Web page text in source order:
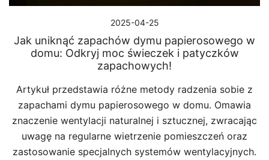
2025-04-25
Jak uniknąć zapachów dymu papierosowego w
domu: Odkryj moc świeczek i patyczków
zapachowych!
Artykuł przedstawia różne metody radzenia sobie z
zapachami dymu papierosowego w domu. Omawia
znaczenie wentylacji naturalnej i sztucznej, zwracając
uwagę na regularne wietrzenie pomieszczeń oraz
zastosowanie specjalnych systemów wentylacyjnych.